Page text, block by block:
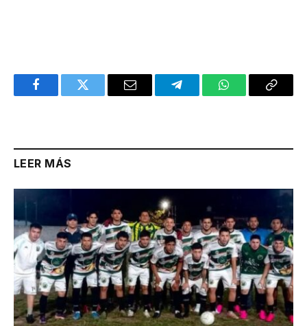
FacebookTwitter Email TelegramWhatsAppCopy
LEER MÁS